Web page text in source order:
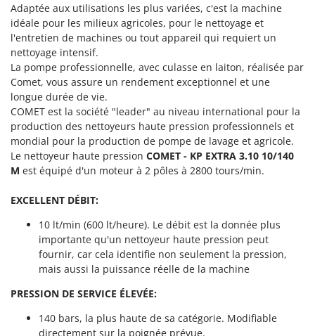
Machines pour la transformation des fruits
Machines sous vide
Motobineuses
Motoculteurs
Motofaucheuses
Motopompes pour irrigation
Moulins à céréales électriques
Moulins à farine
N
Nettoyeurs haute pression
Nettoyeurs tapis, moquettes et tapisseries
P
Peignes vibreurs et Secoueurs à olives
Pelles rétros pour tracteur
Famag
Famur
FARMER
FBC
Ferrari Group
Ferroni
Ferrua
FIAC
FIEM
Fimar
FINI
Fiorentini
Fiskars
Forest Master
Adaptée aux utilisations les plus variées, c'est la machine
idéale pour les milieux agricoles, pour le nettoyage et
l'entretien de machines ou tout appareil qui requiert un
nettoyage intensif.
La pompe professionnelle, avec culasse en laiton, réalisée par
Comet, vous assure un rendement exceptionnel et une
longue durée de vie.
COMET est la société "leader" au niveau international pour la
production des nettoyeurs haute pression professionnels et
mondial pour la production de pompe de lavage et agricole.
Le nettoyeur haute pression COMET - KP EXTRA 3.10 10/140
M est équipé d'un moteur à 2 pôles à 2800 tours/min.
EXCELLENT DÉBIT:
10 lt/min (600 lt/heure). Le débit est la donnée plus
importante qu'un nettoyeur haute pression peut
fournir, car cela identifie non seulement la pression,
mais aussi la puissance réelle de la machine
PRESSION DE SERVICE ÉLEVÉE:
140 bars, la plus haute de sa catégorie. Modifiable
directement sur la poignée prévue.